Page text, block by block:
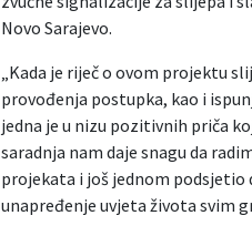
Novo Sarajevo.
„Kada je riječ o ovom projektu
provođenja postupka, kao i
jedna je u nizu pozitivnih priča
saradnja nam daje snagu da
projekata i još jednom podsjetio
unapređenje uvjeta života svim